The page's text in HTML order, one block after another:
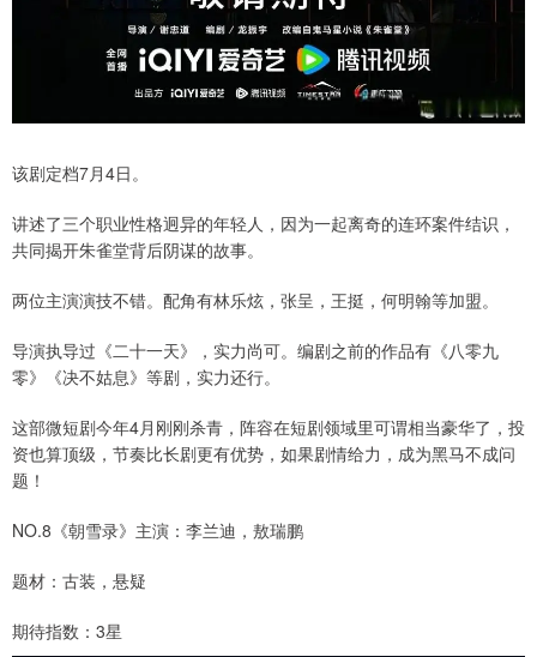
该剧定档7月4日。
讲述了三个职业性格迥异的年轻人，因为一起离奇的连环案件结识，
共同揭开朱雀堂背后阴谋的故事。
两位主演演技不错。配角有林乐炫，张呈，王挺，何明翰等加盟。
导演执导过《二十一天》，实力尚可。编剧之前的作品有《八零九
零》《决不姑息》等剧，实力还行。
这部微短剧今年4月刚刚杀青，阵容在短剧领域里可谓相当豪华了，投
资也算顶级，节奏比长剧更有优势，如果剧情给力，成为黑马不成问
题！
NO.8《朝雪录》主演：李兰迪，敖瑞鹏
题材：古装，悬疑
期待指数：3星